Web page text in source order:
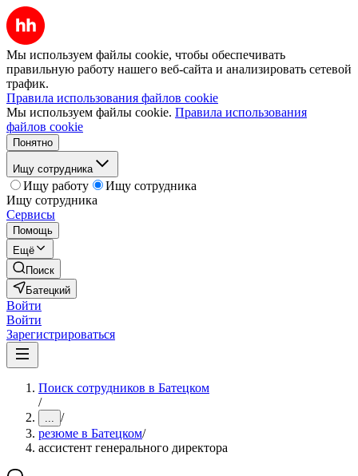
Мы используем файлы cookie, чтобы обеспечивать
правильную работу нашего веб-сайта и анализировать сетевой
трафик.
Правила использования файлов cookie
Мы используем файлы cookie. Правила использования
файлов cookie
Понятно
Ищу сотрудника
Ищу работу
Ищу сотрудника
Ищу сотрудника
Сервисы
Помощь
Ещё
Поиск
Батецкий
Войти
Войти
Зарегистрироваться
Поиск сотрудников в Батецком
/
... /
резюме в Батецком/
ассистент генерального директора